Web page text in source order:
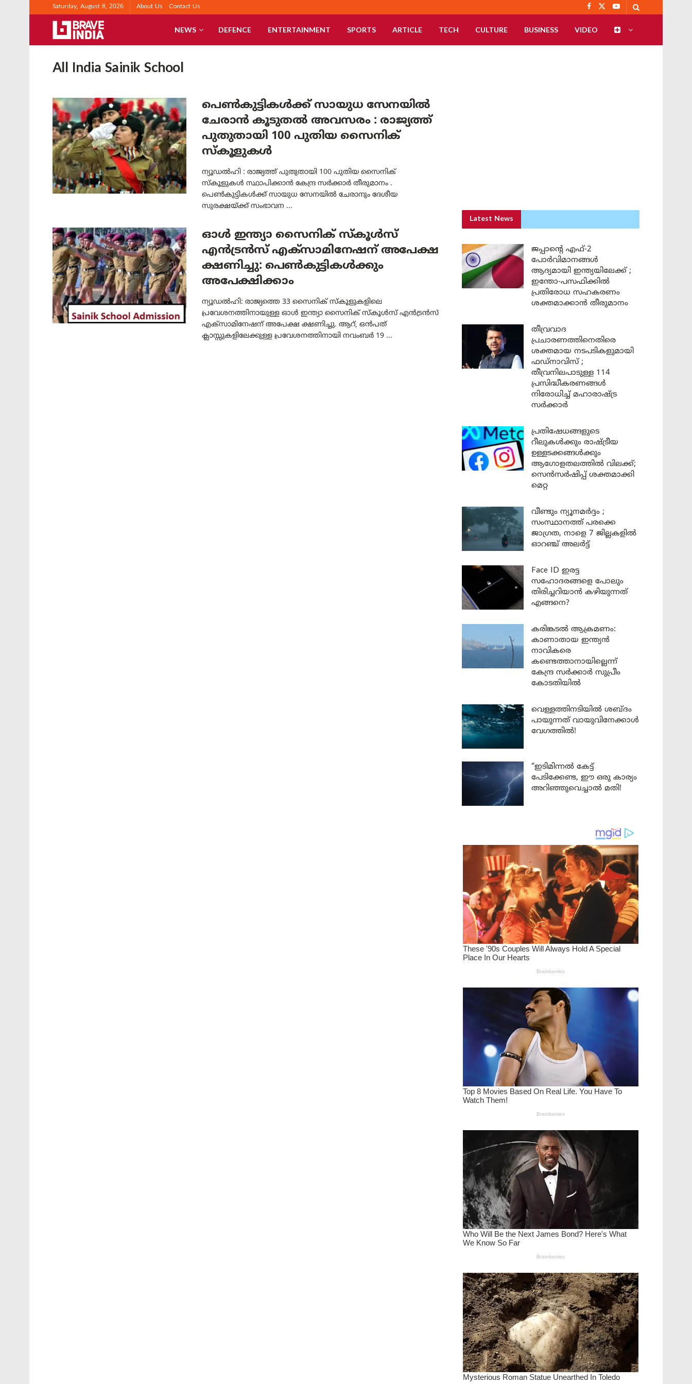
Saturday, August 8, 2026 About Us Contact Us
NEWS DEFENCE ENTERTAINMENT SPORTS ARTICLE TECH CULTURE BUSINESS VIDEO
All India Sainik School
പെൺകുട്ടികൾക്ക് സായുധ സേനയിൽ
ചേരാൻ കൂടുതൽ അവസരം : രാജ്യത്ത്
പുതുതായി 100 പുതിയ സൈനിക്
സ്‌കൂളുകൾ
ന്യൂഡൽഹി : രാജ്യത്ത് പുതുതായി 100 പുതിയ സൈനിക്
സ്‌കൂളുകൾ സ്ഥാപിക്കാൻ കേന്ദ്ര സർക്കാർ തീരുമാനം .
പെൺകുട്ടികൾക്ക് സായുധ സേനയിൽ ചേരാനും ദേശീയ
സുരക്ഷയ്ക്ക് സംഭാവന ...
ഓള്‍ ഇന്ത്യാ സൈനിക് സ്‌കൂള്‍സ്
എന്‍ട്രന്‍സ് എക്‌സാമിനേഷന് അപേക്ഷ
ക്ഷണിച്ചു: പെൺകുട്ടികൾക്കും
അപേക്ഷിക്കാം
ന്യൂഡൽഹി: രാജ്യത്തെ 33 സൈനിക് സ്‌കൂളുകളിലെ
പ്രവേശനത്തിനായുള്ള ഓള്‍ ഇന്ത്യാ സൈനിക് സ്‌കൂള്‍സ് എന്‍ട്രന്‍സ്
എക്‌സാമിനേഷന് അപേക്ഷ ക്ഷണിച്ചു. ആറ്, ഒന്‍പത്
ക്ലാസ്സുകളിലേക്കുള്ള പ്രവേശനത്തിനായി നവംബര്‍ 19 ...
Latest News
ജപ്പാന്റെ എഫ്-2
പോർവിമാനങ്ങൾ
ആദ്യമായി ഇന്ത്യയിലേക്ക് ;
ഇന്തോ-പസഫിക്കിൽ
പ്രതിരോധ സഹകരണം
ശക്തമാക്കാൻ തീരുമാനം
തീവ്രവാദ
പ്രചാരണത്തിനെതിരെ
ശക്തമായ നടപടികളുമായി
ഫഡ്നാവിസ് ;
തീവ്രനിലപാടുള്ള 114
പ്രസിദ്ധീകരണങ്ങൾ
നിരോധിച്ച് മഹാരാഷ്ട്ര
സർക്കാർ
പ്രതിഷേധങ്ങളുടെ
റീലുകൾക്കും രാഷ്ട്രീയ
ഉള്ളടക്കങ്ങൾക്കും
ആഗോളതലത്തിൽ വിലക്ക്;
സെൻസർഷിപ്പ് ശക്തമാക്കി
മെറ്റ
വീണ്ടും ന്യൂനമർദ്ദം ;
സംസ്ഥാനത്ത് പരക്കെ
ജാഗ്രത, നാളെ 7 ജില്ലകളിൽ
ഓറഞ്ച് അലർട്ട്
Face ID ഇരട്ട
സഹോദരങ്ങളെ പോലും
തിരിച്ചറിയാൻ കഴിയുന്നത്
എങ്ങനെ?
കരിങ്കടൽ ആക്രമണം:
കാണാതായ ഇന്ത്യൻ
നാവികരെ
കണ്ടെത്താനായില്ലെന്ന്
കേന്ദ്ര സർക്കാർ സുപ്രീം
കോടതിയിൽ
വെള്ളത്തിനടിയിൽ ശബ്ദം
പായുന്നത് വായുവിനേക്കാൾ
വേഗത്തിൽ!
“ഇടിമിന്നൽ കേട്ട്
പേടിക്കേണ്ട, ഈ ഒരു കാര്യം
അറിഞ്ഞുവെച്ചാൽ മതി!